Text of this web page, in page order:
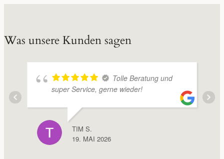
Was unsere Kunden sagen
Tolle Beratung und
super Service, gerne wieder!
TIM S.
19. MAI 2026